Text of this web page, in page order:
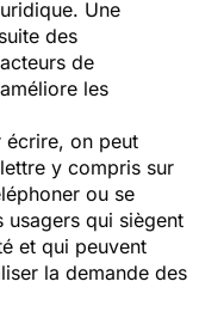
Une
des
de
les
écrire, on peut
y compris sur
ou se
usagers qui siègent
et qui peuvent
la demande des